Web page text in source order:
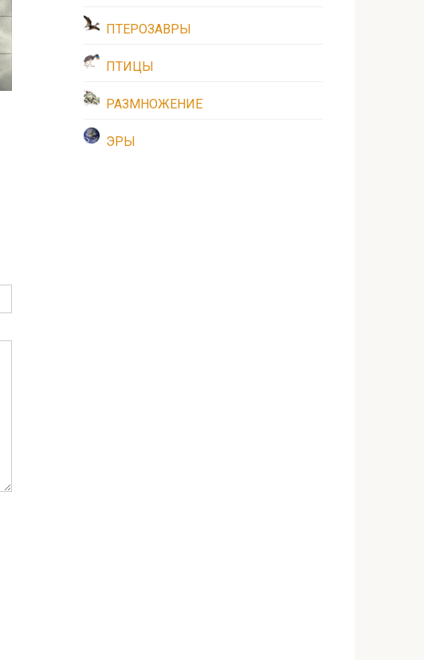
ПТЕРОЗАВРЫ
ПТИЦЫ
РАЗМНОЖЕНИЕ
ЭРЫ